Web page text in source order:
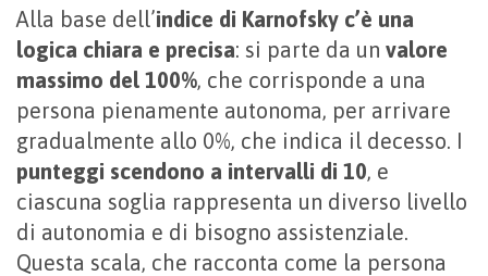
Alla base dell’indice di Karnofsky c’è una
logica chiara e precisa: si parte da un valore
massimo del 100%, che corrisponde a una
persona pienamente autonoma, per arrivare
gradualmente allo 0%, che indica il decesso. I
punteggi scendono a intervalli di 10, e
ciascuna soglia rappresenta un diverso livello
di autonomia e di bisogno assistenziale.
Questa scala, che racconta come la persona